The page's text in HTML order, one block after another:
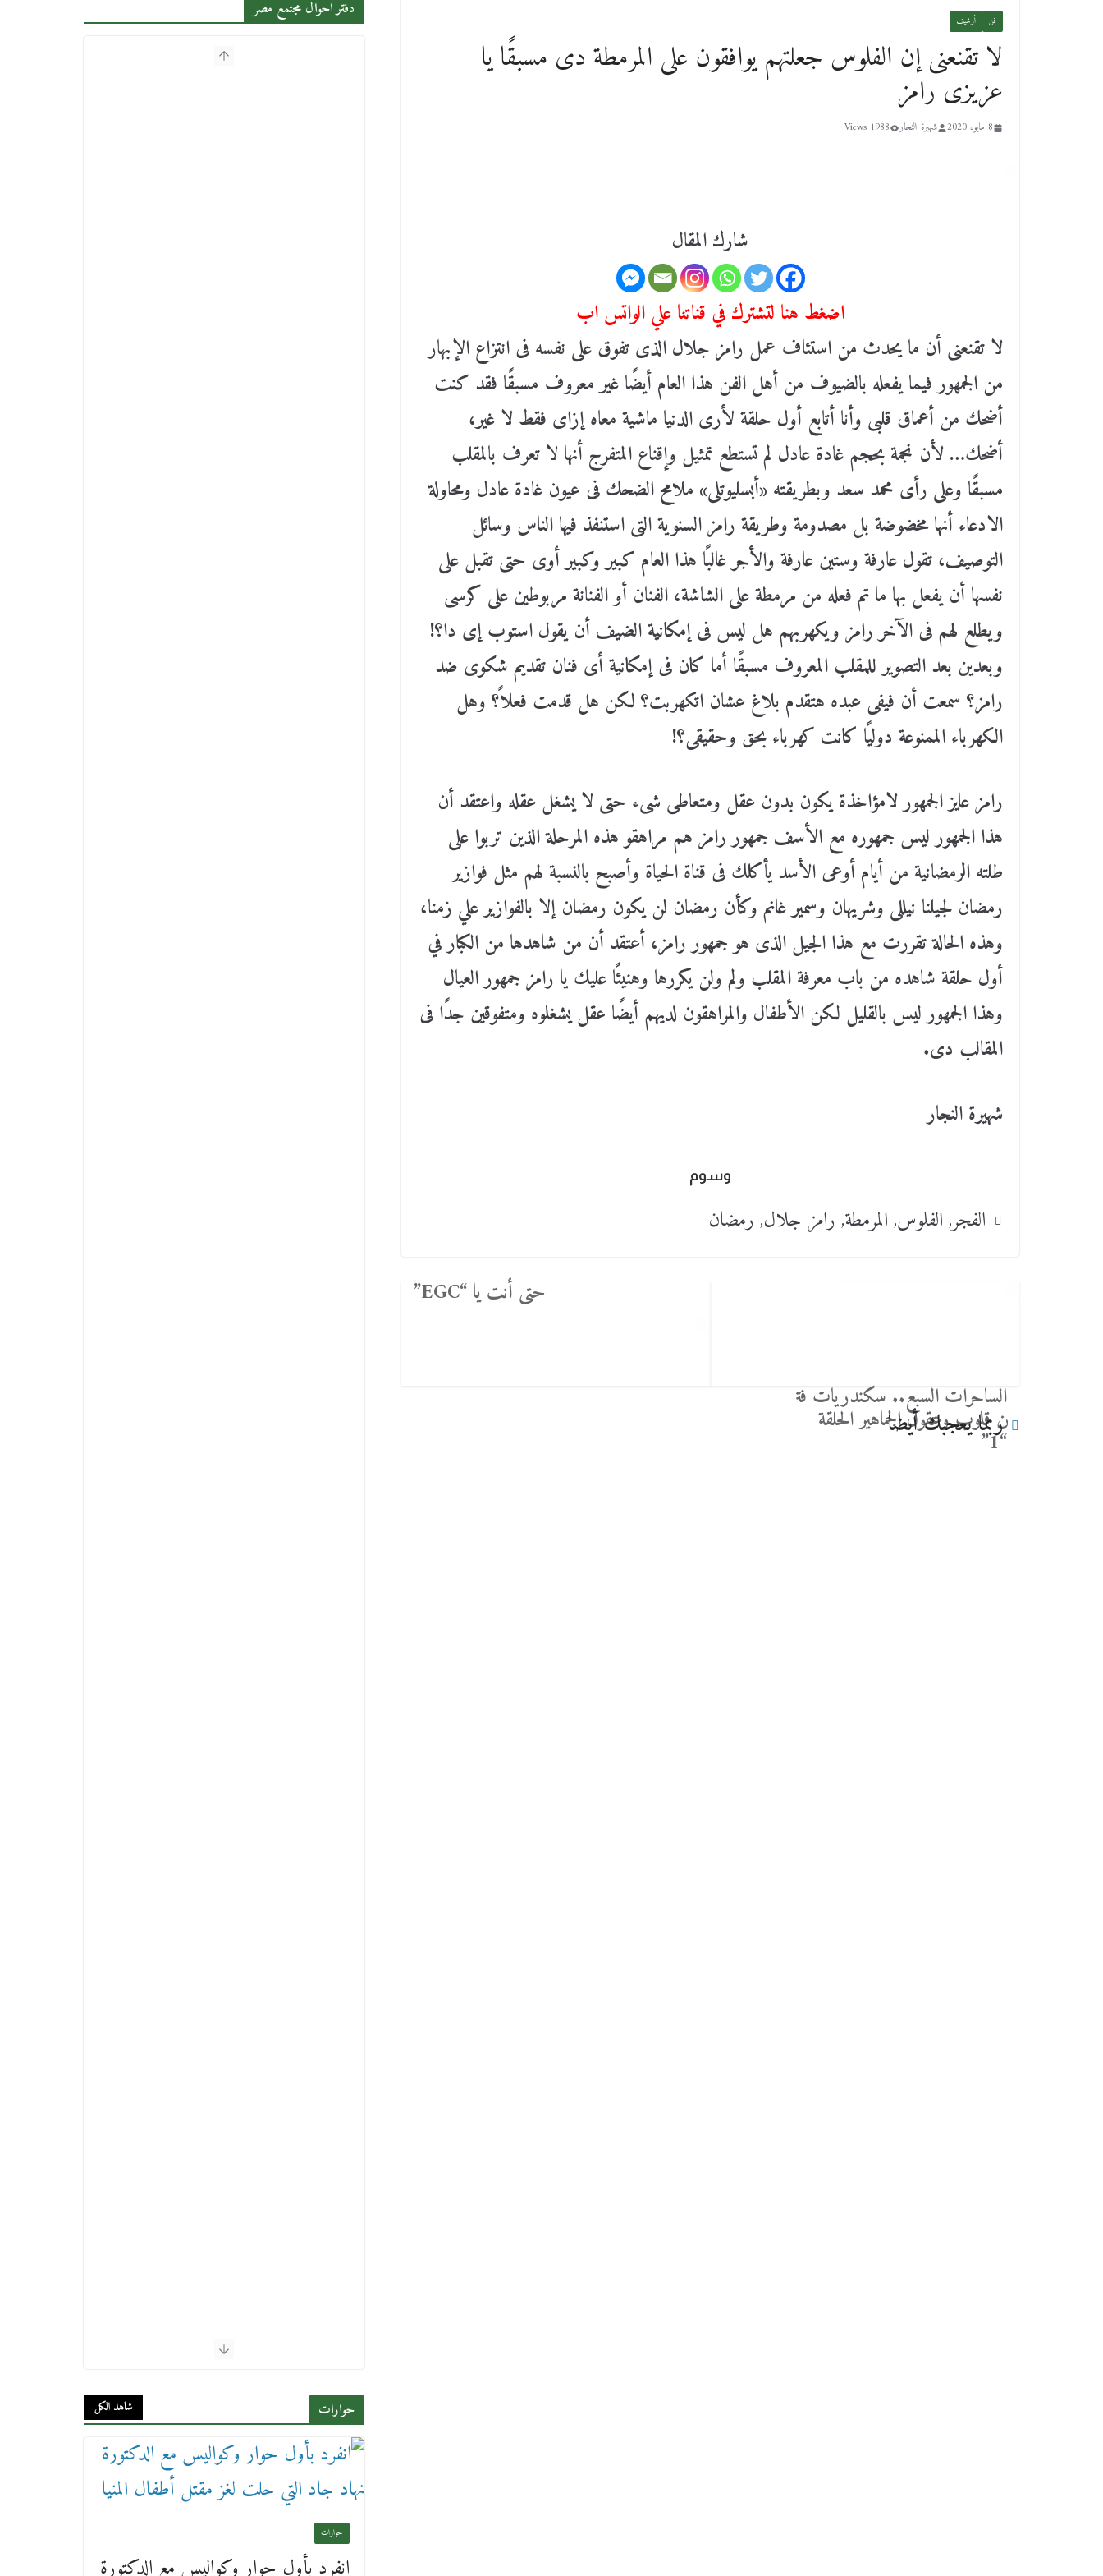
فن أرشيف
لا تقنعنى إن الفلوس جعلتهم يوافقون على المرمطة دى مسبقًا يا
عزيزى رامز
8 مايو، 2020 شهيرة النجار 1988 Views
شارك المقال
اضغط هنا لتشترك في قناتنا علي الواتس اب
لا تقنعنى أن ما يحدث من استئاف عمل رامز جلال الذى تفوق على نفسه فى انتزاع الإبهار
من الجمهور فيما يفعله بالضيوف من أهل الفن هذا العام أيضًا غير معروف مسبقًا فقد كنت
أضحك من أعماق قلبى وأنا أتابع أول حلقة لأرى الدنيا ماشية معاه إزاى فقط لا غير،
أضحك… لأن نجمة بحجم غادة عادل لم تستطع تمثيل وإقناع المتفرج أنها لا تعرف بالمقلب
مسبقًا وعلى رأى محمد سعد وبطريقته «أبسليوتلى» ملامح الضحك فى عيون غادة عادل ومحاولة
الادعاء أنها مخضوضة بل مصدومة وطريقة رامز السنوية التى استنفذ فيها الناس وسائل
التوصيف، تقول عارفة وستين عارفة والأجر غالبًا هذا العام كبير وكبير أوى حتى تقبل على
نفسها أن يفعل بها ما تم فعله من مرمطة على الشاشة، الفنان أو الفنانة مربوطين على كرسى
ويطلع لهم فى الآخر رامز ويكهربهم هل ليس فى إمكانية الضيف أن يقول استوب إى دا؟!
وبعدين بعد التصوير للمقلب المعروف مسبقًا أما كان فى إمكانية أى فنان تقديم شكوى ضد
رامز؟ سمعت أن فيفى عبده هتقدم بلاغ عشان اتكهربت؟ لكن هل قدمت فعلاً؟ وهل
الكهرباء الممنوعة دوليًا كانت كهرباء بحق وحقيقى؟!
رامز عايز الجمهور لامؤاخذة يكون بدون عقل ومتعاطى شىء حتى لا يشغل عقله واعتقد أن
هذا الجمهور ليس جمهوره مع الأسف جمهور رامز هم مراهقو هذه المرحلة الذين تربوا على
طلته الرمضانية من أيام أوعى الأسد يأكلك فى قناة الحياة وأصبح بالنسبة لهم مثل فوازير
رمضان لجيلنا نيللى وشريهان وسمير غانم وكأن رمضان لن يكون رمضان إلا بالفوازير علي زمنا،
وهذه الحالة تقررت مع هذا الجيل الذى هو جمهور رامز، أعتقد أن من شاهدها من الكبار في
أول حلقة شاهده من باب معرفة المقلب ولم ولن يكررها وهنيئًا عليك يا رامز جمهور العيال
وهذا الجمهور ليس بالقليل لكن الأطفال والمراهقون لديهم أيضًا عقل يشغلوه ومتفوقين جدًا فى
المقالب دى.
شهيرة النجار
وسوم
الفجر,الفلوس,المرمطة, رامز جلال, رمضان
الساحرات السبع.. سكندريات فت
ن قلوب وعقول الجماهير الحلقة
“1”
حتى أنت يا “EGC”
ربما يعجبك أيضا
دفتر احوال مجتمع مصر
حوارات شاهد الكل
حوارات
انفرد بأول حوار وكواليس مع الدكتورة